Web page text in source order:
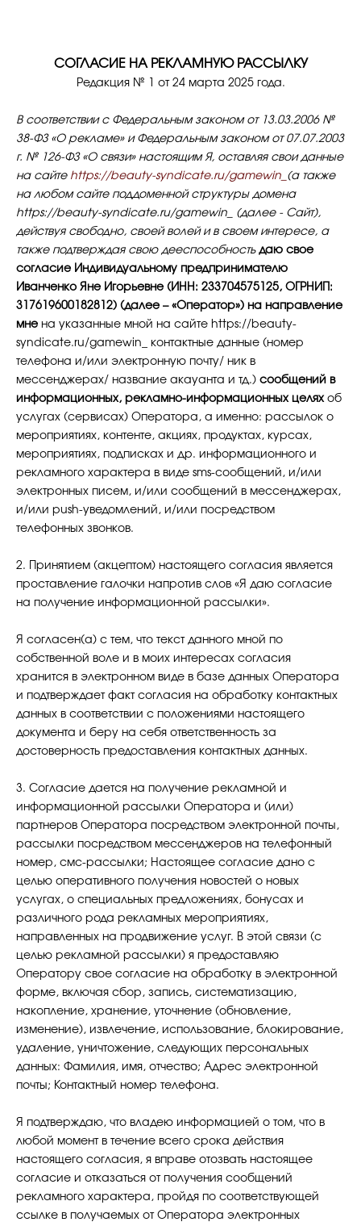
СОГЛАСИЕ НА РЕКЛАМНУЮ РАССЫЛКУ
Редакция № 1 от 24 марта 2025 года.
В соответствии с Федеральным законом от 13.03.2006 №
38-ФЗ «О рекламе» и Федеральным законом от 07.07.2003
г. № 126-ФЗ «О связи» настоящим Я, оставляя свои данные
на сайте https://beauty-syndicate.ru/gamewin_ (а также
на любом сайте поддоменной структуры домена
https://beauty-syndicate.ru/gamewin_
(далее - Сайт),
действуя свободно, своей волей и в своем интересе, а
также подтверждая свою дееспособность даю свое
согласие Индивидуальному предпринимателю
Иванченко Яне Игорьевне (ИНН: 233704575125, ОГРНИП:
317619600182812) (далее – «Оператор») на направление
мне на указанные мной на сайте https://beauty-
syndicate.ru/gamewin_
контактные данные (номер
телефона и/или электронную почту/ ник в
мессенджерах/ название акауанта и тд.) сообщений в
информационных, рекламно-информационных целях об
услугах (сервисах) Оператора, а именно: рассылок о
мероприятиях, контенте, акциях, продуктах, курсах,
мероприятиях, подписках и др. информационного и
рекламного характера в виде sms-сообщений, и/или
электронных писем, и/или сообщений в мессенджерах,
и/или push-уведомлений, и/или посредством
телефонных звонков.
2. Принятием (акцептом) настоящего согласия является
проставление галочки напротив слов «Я даю согласие
на получение информационной рассылки».
Я согласен(а) с тем, что текст данного мной по
собственной воле и в моих интересах согласия
хранится в электронном виде в базе данных Оператора
и подтверждает факт согласия на обработку контактных
данных в соответствии с положениями настоящего
документа и беру на себя ответственность за
достоверность предоставления контактных данных.
3. Согласие дается на получение рекламной и
информационной рассылки Оператора и (или)
партнеров Оператора посредством электронной почты,
рассылки посредством мессенджеров на телефонный
номер, смс-рассылки; Настоящее согласие дано с
целью оперативного получения новостей о новых
услугах, о специальных предложениях, бонусах и
различного рода рекламных мероприятиях,
направленных на продвижение услуг. В этой связи (с
целью рекламной рассылки) я предоставляю
Оператору свое согласие на обработку в электронной
форме, включая сбор, запись, систематизацию,
накопление, хранение, уточнение (обновление,
изменение), извлечение, использование, блокирование,
удаление, уничтожение, следующих персональных
данных: Фамилия, имя, отчество; Адрес электронной
почты; Контактный номер телефона.
Я подтверждаю, что владею информацией о том, что в
любой момент в течение всего срока действия
настоящего согласия, я вправе отозвать настоящее
согласие и отказаться от получения сообщений
рекламного характера, пройдя по соответствующей
ссылке в получаемых от Оператора электронных